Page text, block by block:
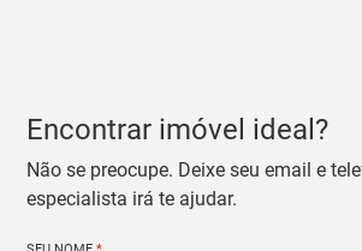
Encontrar imóvel ideal?
Não se preocupe. Deixe seu email e
especialista irá te ajudar.